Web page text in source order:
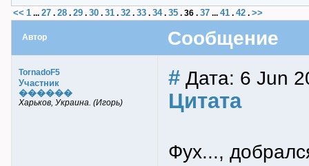
<< 1 ... 27 . 28 . 29 . 30 . 31 . 32 . 33 . 34. 35 . 36 . 37 ... 41 . 42 . >>
Автор Сообщение
TornadoF5
Участник
������
Харьков, Украина. (Игорь)
# Дата: 6 Jun
Цитата
Фух...,